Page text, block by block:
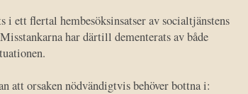
ett flertal hembesöksinsatser av socialtjänstens
har därtill dementerats av både
att orsaken nödvändigtvis behöver bottna i: